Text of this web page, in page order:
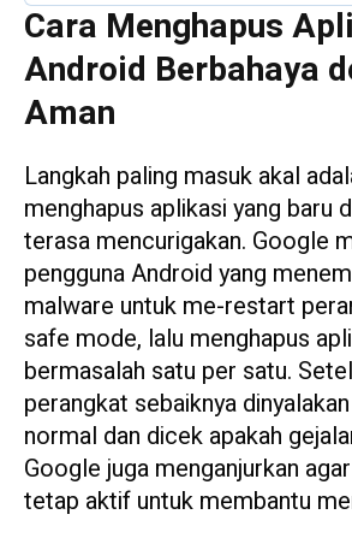
Cara Menghapus
Android Berbahaya
Aman
Langkah paling masuk akal
menghapus aplikasi yang baru
terasa mencurigakan. Google
pengguna Android yang
malware untuk me-restart
safe mode, lalu menghapus
bermasalah satu per satu.
perangkat sebaiknya
normal dan dicek apakah
Google juga menganjurkan
tetap aktif untuk membantu